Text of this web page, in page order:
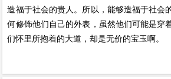
造福于社会的贵人。所以，能够造福于社会
何修饰他们自己的外表，虽然他们可能是穿
们怀里所抱着的大道，却是无价的宝玉啊。